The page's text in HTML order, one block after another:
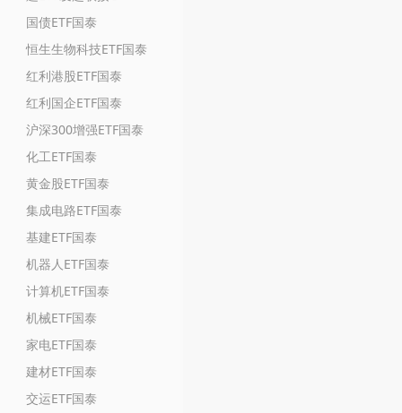
国债ETF国泰
恒生生物科技ETF国泰
红利港股ETF国泰
红利国企ETF国泰
沪深300增强ETF国泰
化工ETF国泰
黄金股ETF国泰
集成电路ETF国泰
基建ETF国泰
机器人ETF国泰
计算机ETF国泰
机械ETF国泰
家电ETF国泰
建材ETF国泰
交运ETF国泰